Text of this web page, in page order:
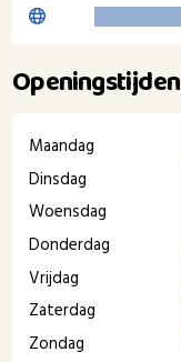
Openingstijden
Maandag
Dinsdag
Woensdag
Donderdag
Vrijdag
Zaterdag
Zondag